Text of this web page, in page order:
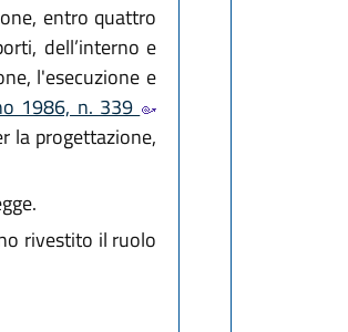
entro quattro
dell’interno e
l'esecuzione e
1986, n. 339
la progettazione,
rivestito il ruolo